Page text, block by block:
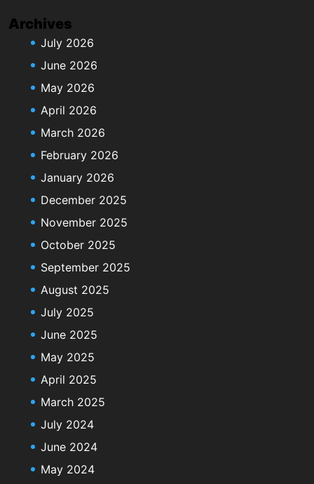
Archives
July 2026
June 2026
May 2026
April 2026
March 2026
February 2026
January 2026
December 2025
November 2025
October 2025
September 2025
August 2025
July 2025
June 2025
May 2025
April 2025
March 2025
July 2024
June 2024
May 2024